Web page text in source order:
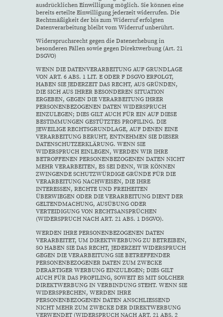
ausdrücklichen Einwilligung möglich. Sie können eine
bereits erteilte Einwilligung jederzeit widerrufen. Die
Rechtmäßigkeit der bis zum Widerruf erfolgten
Datenverarbeitung bleibt vom Widerruf unberührt.
Widerspruchsrecht gegen die Datenerhebung in
besonderen Fällen sowie gegen Direktwerbung (Art. 21
DSGVO)
WENN DIE DATENVERARBEITUNG AUF GRUNDLAGE
VON ART. 6 ABS. 1 LIT. E ODER F DSGVO ERFOLGT,
HABEN SIE JEDERZEIT DAS RECHT, AUS GRÜNDEN,
DIE SICH AUS IHRER BESONDEREN SITUATION
ERGEBEN, GEGEN DIE VERARBEITUNG IHRER
PERSONENBEZOGENEN DATEN WIDERSPRUCH
EINZULEGEN; DIES GILT AUCH FÜR EIN AUF DIESE
BESTIMMUNGEN GESTÜTZTES PROFILING. DIE
JEWEILIGE RECHTSGRUNDLAGE, AUF DENEN EINE
VERARBEITUNG BERUHT, ENTNEHMEN SIE DIESER
DATENSCHUTZERKLÄRUNG. WENN SIE
WIDERSPRUCH EINLEGEN, WERDEN WIR IHRE
BETROFFENEN PERSONENBEZOGENEN DATEN NICHT
MEHR VERARBEITEN, ES SEI DENN, WIR KÖNNEN
ZWINGENDE SCHUTZWÜRDIGE GRÜNDE FÜR DIE
VERARBEITUNG NACHWEISEN, DIE IHRE
INTERESSEN, RECHTE UND FREIHEITEN
ÜBERWIEGEN ODER DIE VERARBEITUNG DIENT DER
GELTENDMACHUNG, AUSÜBUNG ODER
VERTEIDIGUNG VON RECHTSANSPRÜCHEN
(WIDERSPRUCH NACH ART. 21 ABS. 1 DSGVO).
WERDEN IHRE PERSONENBEZOGENEN DATEN
VERARBEITET, UM DIREKTWERBUNG ZU BETREIBEN,
SO HABEN SIE DAS RECHT, JEDERZEIT WIDERSPRUCH
GEGEN DIE VERARBEITUNG SIE BETREFFENDER
PERSONENBEZOGENER DATEN ZUM ZWECKE
DERARTIGER WERBUNG EINZULEGEN; DIES GILT
AUCH FÜR DAS PROFILING, SOWEIT ES MIT SOLCHER
DIREKTWERBUNG IN VERBINDUNG STEHT. WENN SIE
WIDERSPRECHEN, WERDEN IHRE
PERSONENBEZOGENEN DATEN ANSCHLIESSEND
NICHT MEHR ZUM ZWECKE DER DIREKTWERBUNG
VERWENDET (WIDERSPRUCH NACH ART. 21 ABS. 2